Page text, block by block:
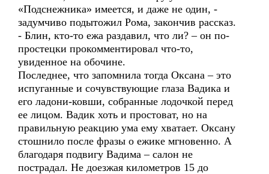
«Подснежника» имеется, и даже не один, -
задумчиво подытожил Рома, закончив рассказ.
- Блин, кто-то ежа раздавил, что ли? – он по-
простецки прокомментировал что-то,
увиденное на обочине.
Последнее, что запомнила тогда Оксана – это
испуганные и сочувствующие глаза Вадика и
его ладони-ковши, собранные лодочкой перед
ее лицом. Вадик хоть и простоват, но на
правильную реакцию ума ему хватает. Оксану
стошнило после фразы о ежике мгновенно. А
благодаря подвигу Вадима – салон не
пострадал. Не доезжая километров 15 до